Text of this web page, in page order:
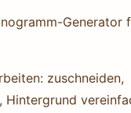
Generator
zuschneiden,
Hintergrund